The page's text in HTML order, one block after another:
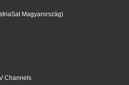
Magyarország)
Channels